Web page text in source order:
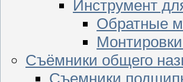
Инструмент
Обратные
Съёмники общего
Съемники